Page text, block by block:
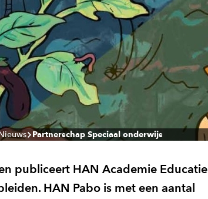
Partnerschap Speciaal onderwijs
publiceert HAN Academie Educatie
HAN Pabo is met een aantal